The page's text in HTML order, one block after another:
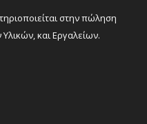
στην πώληση
και Εργαλείων.